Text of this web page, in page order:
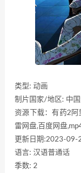
类型: 动画
制片国家/地区: 中
资源下载：有药2阿
雷网盘,百度网盘
更新日期:2023-09-
语言: 汉语普通话
季数: 2